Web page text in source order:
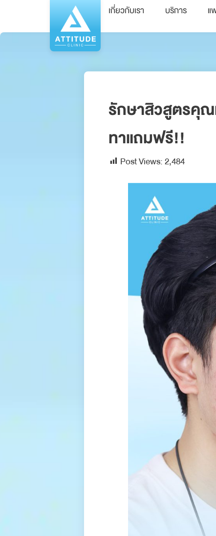
เกี่ยวกับเรา บริการ แ
รักษาสิวสูตรคุณ
ทาแถมฟรี!!
Post Views:2,484